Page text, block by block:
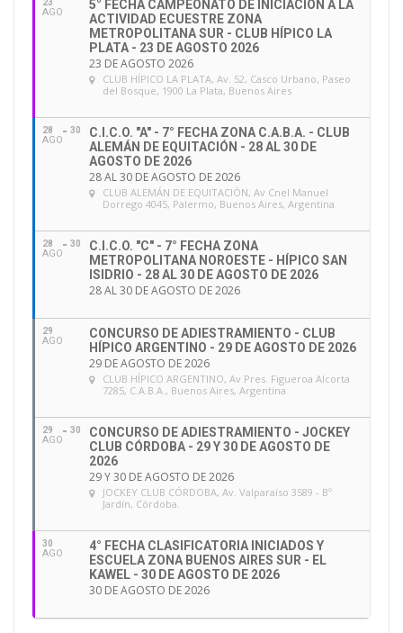
23
AGO
5° FECHA CAMPEONATO DE INICIACIÓN A LA
ACTIVIDAD ECUESTRE ZONA
METROPOLITANA SUR - CLUB HÍPICO LA
PLATA - 23 DE AGOSTO 2026
23 DE AGOSTO 2026
CLUB HÍPICO LA PLATA, Av. 52, Casco Urbano, Paseo
del Bosque, 1900 La Plata, Buenos Aires
28
AGO
30
C.I.C.O. "A" - 7° FECHA ZONA C.A.B.A. - CLUB
ALEMÁN DE EQUITACIÓN - 28 AL 30 DE
AGOSTO DE 2026
28 AL 30 DE AGOSTO DE 2026
CLUB ALEMÁN DE EQUITACIÓN, Av Cnel Manuel
Dorrego 4045, Palermo, Buenos Aires, Argentina
28
AGO
30
C.I.C.O. "C" - 7° FECHA ZONA
METROPOLITANA NOROESTE - HÍPICO SAN
ISIDRIO - 28 AL 30 DE AGOSTO DE 2026
28 AL 30 DE AGOSTO DE 2026
29
AGO
CONCURSO DE ADIESTRAMIENTO - CLUB
HÍPICO ARGENTINO - 29 DE AGOSTO DE 2026
29 DE AGOSTO DE 2026
CLUB HÍPICO ARGENTINO, Av Pres. Figueroa Alcorta
7285, C.A.B.A., Buenos Aires, Argentina
29
AGO
30
CONCURSO DE ADIESTRAMIENTO - JOCKEY
CLUB CÓRDOBA - 29 Y 30 DE AGOSTO DE
2026
29 Y 30 DE AGOSTO DE 2026
JOCKEY CLUB CÓRDOBA, Av. Valparaíso 3589 - Bº
Jardín, Córdoba.
30
AGO
4° FECHA CLASIFICATORIA INICIADOS Y
ESCUELA ZONA BUENOS AIRES SUR - EL
KAWEL - 30 DE AGOSTO DE 2026
30 DE AGOSTO DE 2026